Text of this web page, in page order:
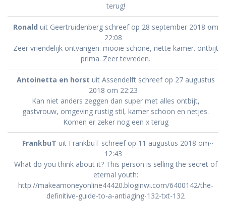
terug!
Ronald uit Geertruidenberg schreef op 28 september 2018 om
22:08
Zeer vriendelijk ontvangen. mooie schone, nette kamer. ontbijt
prima. Zeer tevreden.
...
Antoinetta en horst uit Assendelft schreef op 27 augustus
2018 om 22:23
Kan niet anders zeggen dan super met alles ontbijt,
gastvrouw, omgeving rustig stil, kamer schoon en netjes.
Komen er zeker nog een x terug
...
FrankbuT uit FrankbuT schreef op 11 augustus 2018 om
12:43
What do you think about it? This person is selling the secret of
eternal youth:
http://makeamoneyonline44420.bloginwi.com/6400142/the-
definitive-guide-to-a-antiaging-132-txt-132
...